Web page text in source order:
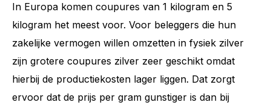
In Europa komen coupures van 1 kilogram en 5
kilogram het meest voor. Voor beleggers die hun
zakelijke vermogen willen omzetten in fysiek zilver
zijn grotere coupures zilver zeer geschikt omdat
hierbij de productiekosten lager liggen. Dat zorgt
ervoor dat de prijs per gram gunstiger is dan bij